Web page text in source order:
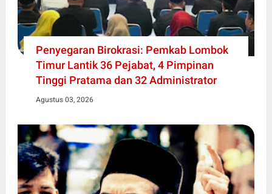
Penyegaran Birokrasi: Pemkab Lombok
Timur Lantik 36 Pejabat, 4 Pimpinan
Tinggi Pratama dan 32 Administrator
Agustus 03, 2026